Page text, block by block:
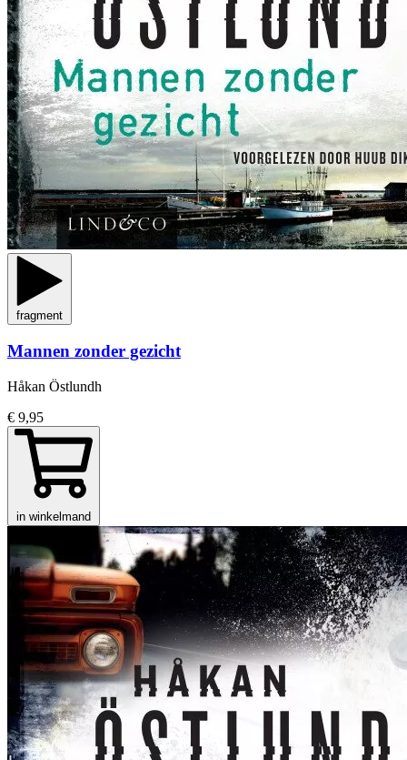
fragment
Mannen zonder gezicht
Håkan Östlundh
€ 9,95
in winkelmand